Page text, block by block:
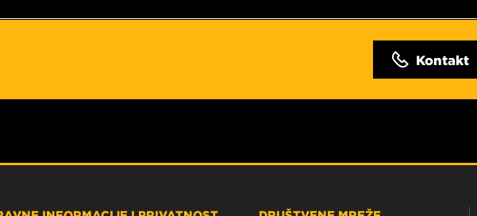
Kontakt